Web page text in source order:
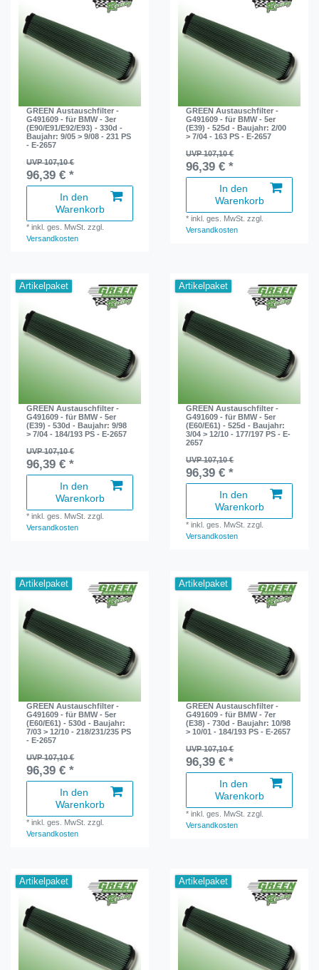
GREEN Austauschfilter -
G491609 - für BMW - 3er
(E90/E91/E92/E93) - 330d -
Baujahr: 9/05 > 9/08 - 231 PS
- E-2657
UVP 107,10 €
96,39 € *
In den
Warenkorb
*inkl. ges. MwSt. zzgl.
Versandkosten
GREEN Austauschfilter -
G491609 - für BMW - 5er
(E39) - 525d - Baujahr: 2/00
> 7/04 - 163 PS - E-2657
UVP 107,10 €
96,39 € *
In den
Warenkorb
*inkl. ges. MwSt. zzgl.
Versandkosten
Artikelpaket
GREEN Austauschfilter -
G491609 - für BMW - 5er
(E39) - 530d - Baujahr: 9/98
> 7/04 - 184/193 PS - E-2657
UVP 107,10 €
96,39 € *
In den
Warenkorb
*inkl. ges. MwSt. zzgl.
Versandkosten
Artikelpaket
GREEN Austauschfilter -
G491609 - für BMW - 5er
(E60/E61) - 525d - Baujahr:
3/04 > 12/10 - 177/197 PS - E-
2657
UVP 107,10 €
96,39 € *
In den
Warenkorb
*inkl. ges. MwSt. zzgl.
Versandkosten
Artikelpaket
GREEN Austauschfilter -
G491609 - für BMW - 5er
(E60/E61) - 530d - Baujahr:
7/03 > 12/10 - 218/231/235 PS
- E-2657
UVP 107,10 €
96,39 € *
In den
Warenkorb
*inkl. ges. MwSt. zzgl.
Versandkosten
Artikelpaket
GREEN Austauschfilter -
G491609 - für BMW - 7er
(E38) - 730d - Baujahr: 10/98
> 10/01 - 184/193 PS - E-2657
UVP 107,10 €
96,39 € *
In den
Warenkorb
*inkl. ges. MwSt. zzgl.
Versandkosten
Artikelpaket Artikelpaket